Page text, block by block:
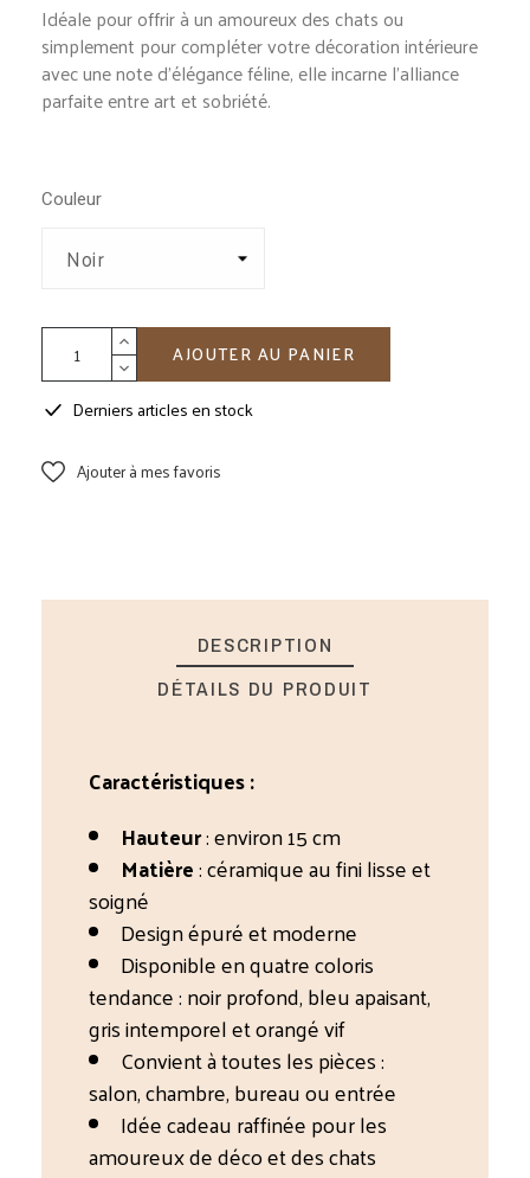
Idéale pour offrir à un amoureux des chats ou
simplement pour compléter votre décoration intérieure
avec une note d’élégance féline, elle incarne l’alliance
parfaite entre art et sobriété.
Couleur
AJOUTER AU PANIER
Derniers articles en stock
Ajouter à mes favoris
DESCRIPTION
DÉTAILS DU PRODUIT
Caractéristiques :
Hauteur: environ 15 cm
Matière: céramique au fini lisse et
soigné
Design épuré et moderne
Disponible en quatre coloris
tendance : noir profond, bleu apaisant,
gris intemporel et orangé vif
Convient à toutes les pièces :
salon, chambre, bureau ou entrée
Idée cadeau raffinée pour les
amoureux de déco et des chats